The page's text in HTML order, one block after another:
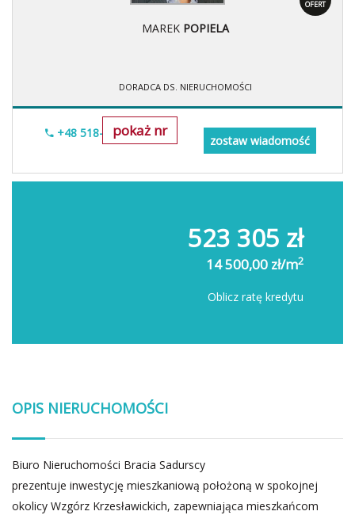
OFERT
MAREK POPIELA
DORADCA DS. NIERUCHOMOŚCI
pokaż nr
+48 518-967-677
zostaw wiadomość
523 305 zł
14 500,00 zł/m2
Oblicz ratę kredytu
OPIS NIERUCHOMOŚCI
Biuro Nieruchomości Bracia Sadurscy
prezentuje inwestycję mieszkaniową położoną w spokojnej
okolicy Wzgórz Krzesławickich, zapewniająca mieszkańcom